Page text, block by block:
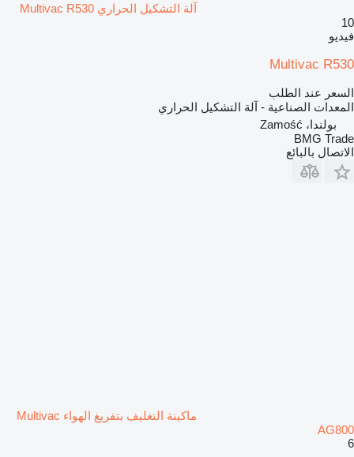
آلة التشكيل الحراري Multivac R530
10
فيديو
Multivac R530
السعر عند الطلب
المعدات الصناعية - آلة التشكيل الحراري
بولندا، Zamość
BMG Trade
الاتصال بالبائع
ماكينة التغليف بتفريغ الهواء Multivac
AG800
6